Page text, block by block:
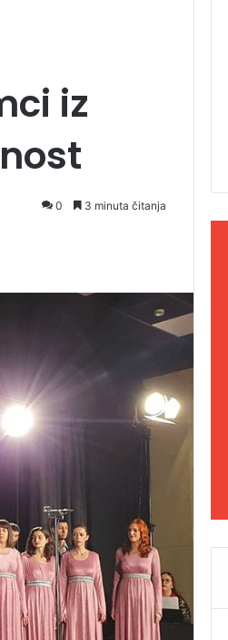
iz
0 3 minuta čitanja